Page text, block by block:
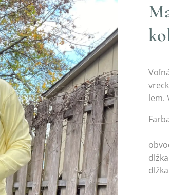
lem.